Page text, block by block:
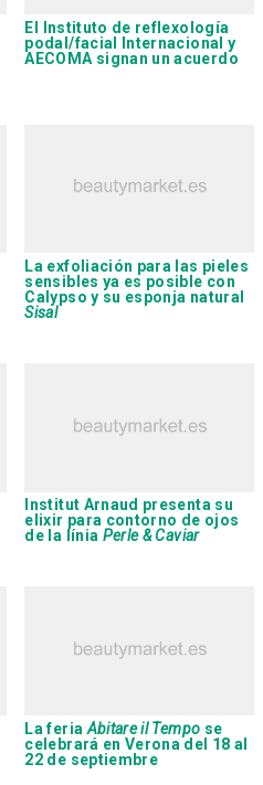
El
Instituto de reflexología
podal/facial Internacional y
AECOMA signan un acuerdo
La exfoliación para las pieles
sensibles ya es posible con
Calypsoy su esponja natural
Sisal
Institut Arnaud presenta su
elixir para contorno de ojos
de la línia Perle & Caviar
La feria Abitare il Tempo se
celebrará en Verona del 18 al
22 de septiembre